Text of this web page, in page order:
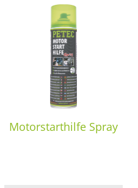
Motorstarthilfe Spray